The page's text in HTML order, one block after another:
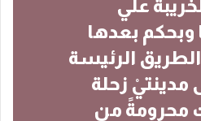
علي
وبحكم بعدها
الرئيسة
مدينتيْ زحلة
محرومةً من